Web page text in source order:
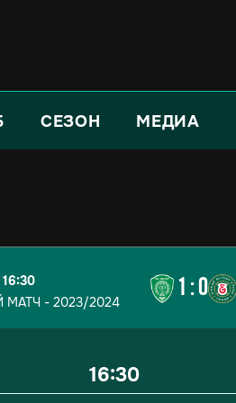
СЕЗОН МЕДИА
16:30
- 2023/2024
1 :0
16:30